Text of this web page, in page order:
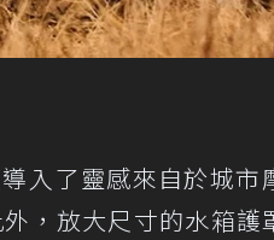
入了靈感來自於城市
，放大尺寸的水箱護